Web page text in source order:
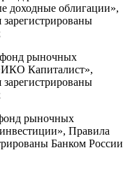
доходные облигации»,
рыночных
Капиталист»,
рыночных
Правила
Банком России